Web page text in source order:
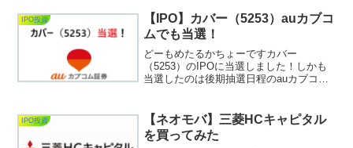
↓↓↓↓↓↓↓↓↓↓【IPO】ガーデン（274A）に
当選！↓↓↓↓↓↓↓...
IPO投資
【IPO】カバー（5253）auカブコ
ムでも当選！
どーもめたるかちょーですカバー
（5253）のIPOに当選しました！しかも
当選したのは後期抽選日程のauカブコム
す 松井証券では過去２回当選！未成年
口座開設【可】。ブックビ...
IPO投資
【ネオモバ】三菱HCキャピタル
を買ってみた